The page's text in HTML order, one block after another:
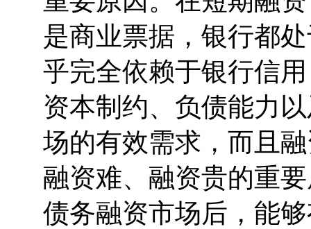
是商业票据，银行都
乎完全依赖于银行信
资本制约、负债能力
场的有效需求，而且
融资难、融资贵的重
债务融资市场后，能